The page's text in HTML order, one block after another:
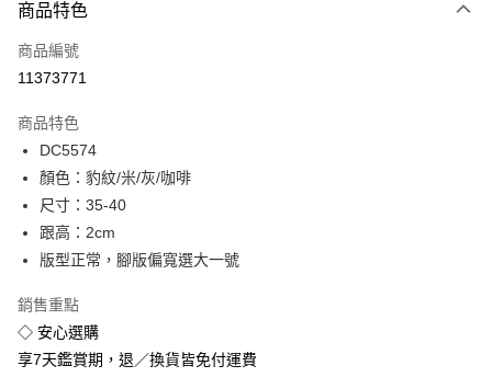
信用卡一次付款
超商取貨付款
Apple Pay
街口支付
悠遊付
Google Pay
全盈+PAY
運送方式
商品特色
商品編號
11373771
商品特色
DC5574
顏色：豹紋/米/灰/咖啡
尺寸：35-40
跟高：2cm
版型正常，腳版偏寬選大一號
銷售重點
◇ 安心選購
享7天鑑賞期，退／換貨皆免付運費